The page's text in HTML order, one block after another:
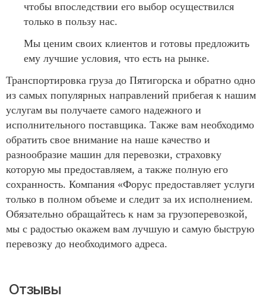
чтобы впоследствии его выбор осуществился
только в пользу нас.
Мы ценим своих клиентов и готовы предложить
ему лучшие условия, что есть на рынке.
Транспортировка груза до Пятигорска и обратно одно
из самых популярных направлений прибегая к нашим
услугам вы получаете самого надежного и
исполнительного поставщика. Также вам необходимо
обратить свое внимание на наше качество и
разнообразие машин для перевозки, страховку
которую мы предоставляем, а также полную его
сохранность. Компания «Форус предоставляет услуги
только в полном объеме и следит за их исполнением.
Обязательно обращайтесь к нам за грузоперевозкой,
мы с радостью окажем вам лучшую и самую быструю
перевозку до необходимого адреса.
Отзывы